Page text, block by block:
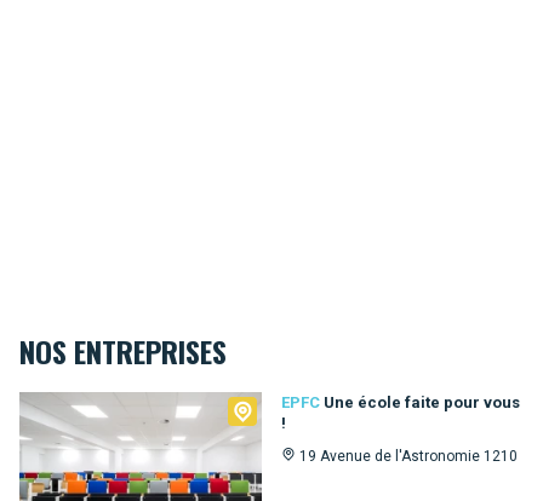
NOS ENTREPRISES
EPFC Une école faite pour vous
!
19 Avenue de l'Astronomie 1210
EPFC